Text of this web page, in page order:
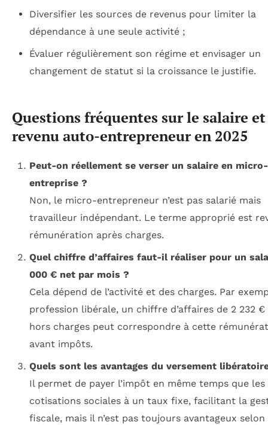
Diversifier les sources de revenus pour limiter la
dépendance à une seule activité ;
Évaluer régulièrement son régime et envisager un
changement de statut si la croissance le justifie.
Questions fréquentes sur le salaire
revenu auto-entrepreneur en 2025
Peut-on réellement se verser un salaire en micro-
entreprise ?
Non, le micro-entrepreneur n’est pas salarié mais
travailleur indépendant. Le terme approprié est
rémunération après charges.
Quel chiffre d’affaires faut-il réaliser pour un
000 € net par mois ?
Cela dépend de l’activité et des charges. Par
profession libérale, un chiffre d’affaires de 2 232
hors charges peut correspondre à cette
avant impôts.
Quels sont les avantages du versement
Il permet de payer l’impôt en même temps que les
cotisations sociales à un taux fixe, facilitant la
fiscale, mais il n’est pas toujours avantageux